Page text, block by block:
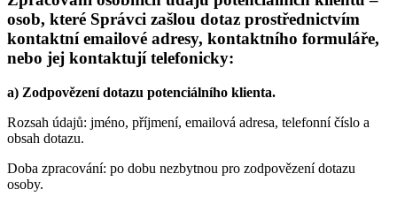
osob, které Správci zašlou dotaz prostřednictvím
kontaktní emailové adresy, kontaktního formuláře,
nebo jej kontaktují telefonicky:
a) Zodpovězení dotazu potenciálního klienta.
Rozsah údajů: jméno, příjmení, emailová adresa, telefonní číslo a
obsah dotazu.
Doba zpracování: po dobu nezbytnou pro zodpovězení dotazu
osoby.